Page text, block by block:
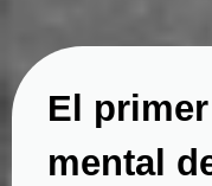
El
mental